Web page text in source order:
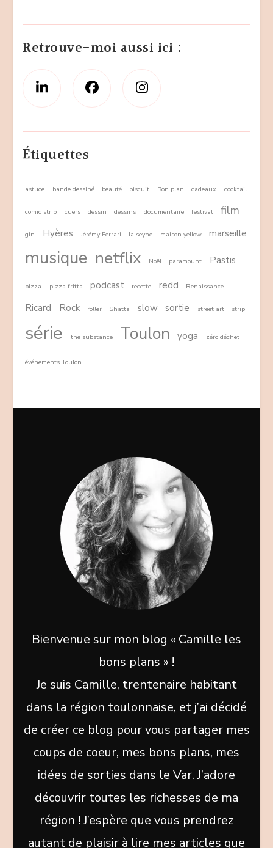
Retrouve-moi aussi ici :
Étiquettes
astuce bande dessiné beauté biscuit Bon plan cadeaux cocktail
comic strip cuers dessin dessins documentaire festival film
gin Hyères Jérémy Ferrari la seyne maison yellow marseille
musique netflix Noël paramount Pastis
pizza pizza fritta podcast recette redd Renaissance
Ricard Rock roller Shatta slow sortie street art strip
série the substance Toulon yoga zéro déchet
événements Toulon
Bienvenue sur mon blog « Camille les
bons plans » !
Je suis Camille, trentenaire habitant
dans la région toulonnaise, et j’ai décidé
de créer ce blog pour vous partager mes
coups de coeur, mes bons plans, mes
idées de sorties dans le Var. J’adore
découvrir toutes les richesses de ma
région ! J’espère que vous prendrez
autant de plaisir à lire mes articles que